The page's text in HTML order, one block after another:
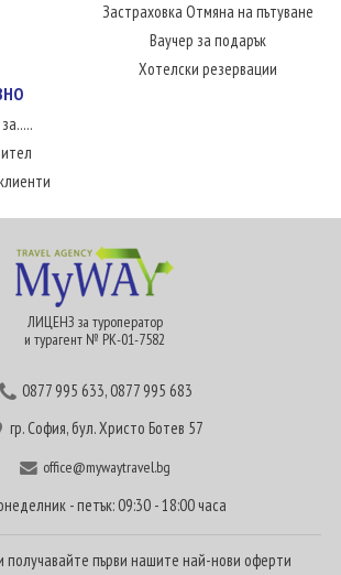
Застраховка Отмяна на пътуване
Ваучер за подарък
Хотелски резервации
ЛИЦЕНЗ за туроператор
и турагент № РК-01-7582
0877 995 633,0877 995 683
гр. София, бул. Христо Ботев 57
office@mywaytravel.bg
- петък: 09:30 - 18:00 часа
получавайте първи нашите най-нови оферти